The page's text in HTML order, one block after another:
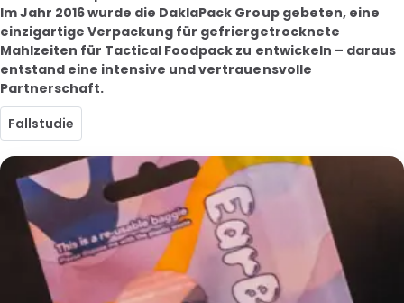
Im Jahr 2016 wurde die DaklaPack Group gebeten, eine
einzigartige Verpackung für gefriergetrocknete
Mahlzeiten für Tactical Foodpack zu entwickeln – daraus
entstand eine intensive und vertrauensvolle
Partnerschaft.
Fallstudie